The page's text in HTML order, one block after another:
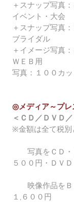
＋スナップ写真
イベント・
＋スナップ写真
ブライダ
＋イメージ写真
ＷＥＢ用
写真：１００カ
◎メディア～プレ
＜ＣＤ／ＤＶＤ
※金額は全て税別
写真をＣＤ・
５００円・ＤＶ
映像作品を
１,６００円